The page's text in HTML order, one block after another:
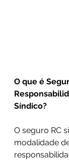
O que é
Síndico?
O seguro RC
modalidade